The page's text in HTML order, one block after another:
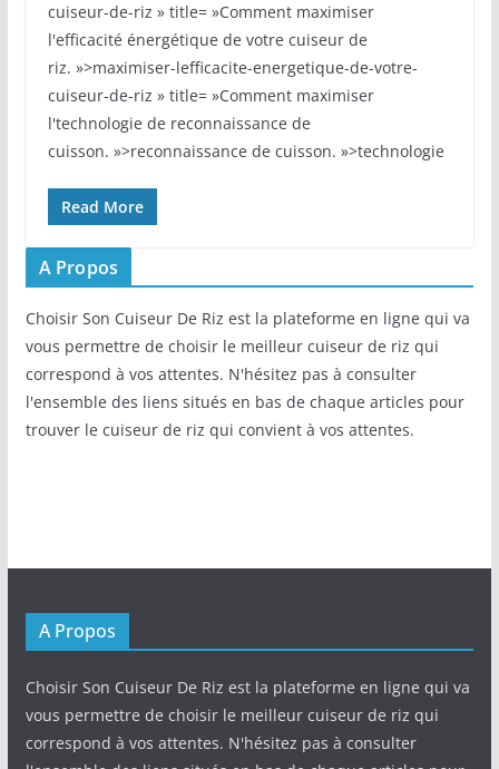
cuiseur-de-riz » title= »Comment maximiser
l'efficacité énergétique de votre cuiseur de
riz. »>maximiser-lefficacite-energetique-de-votre-
cuiseur-de-riz » title= »Comment maximiser
l'technologie de reconnaissance de
cuisson. »>reconnaissance de cuisson. »>technologie
Read More
A Propos
Choisir Son Cuiseur De Riz est la plateforme en ligne qui va
vous permettre de choisir le meilleur cuiseur de riz qui
correspond à vos attentes. N'hésitez pas à consulter
l'ensemble des liens situés en bas de chaque articles pour
trouver le cuiseur de riz qui convient à vos attentes.
A Propos
Choisir Son Cuiseur De Riz est la plateforme en ligne qui va
vous permettre de choisir le meilleur cuiseur de riz qui
correspond à vos attentes. N'hésitez pas à consulter